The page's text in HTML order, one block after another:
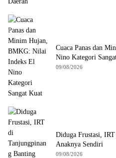
Cuaca Panas dan
Nino Kategori
09/08/2026
Diduga Frustasi,
Anaknya Sendiri
09/08/2026